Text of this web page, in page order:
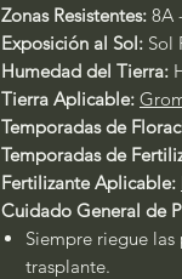
Zonas Resistentes: 8A
Exposición al Sol: Sol
Humedad del Tierra:
Tierra Aplicable:
Temporadas de
Temporadas de
Fertilizante Aplicable:
Cuidado General de
Siempre riegue
trasplante.